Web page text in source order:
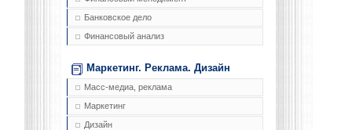
Банковское дело
Финансовый анализ
Маркетинг. Реклама. Дизайн
Масс-медиа, реклама
Маркетинг
Дизайн